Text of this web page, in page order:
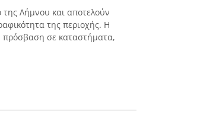
Λήμνου και αποτελούν
της περιοχής. Η
πρόσβαση σε καταστήματα,